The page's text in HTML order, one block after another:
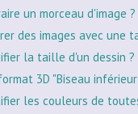
un morceau d'image ?
des images avec une
la taille d'un dessin ?
3D "Biseau
les couleurs de